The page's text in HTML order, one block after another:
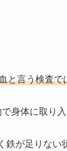
と言う検査で
身体に取り
が足りない